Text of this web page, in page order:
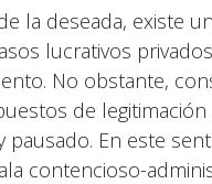
la deseada, existe
lucrativos
No obstante,
de legitimación
En este
contencioso-